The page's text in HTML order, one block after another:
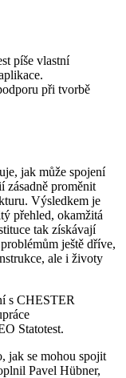
píše vlastní
při tvorbě
jak může spojení
zásadně proměnit
Výsledkem je
přehled, okamžitá
tak získávají
ještě dříve,
ale i životy
s CHESTER
Statotest.
jak se mohou spojit
Pavel Hübner,